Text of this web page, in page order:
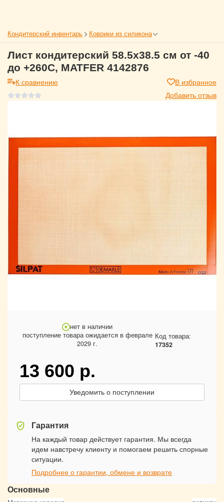
Кондитерский инвентарь Коврики из силикона
Лист кондитерский 58.5x38.5 см от -40
до +260С, MATFER 4142876
К сравнению
В избранное
Добавить отзыв
Основные
нет в наличии
поступление товара ожидается в феврале
2029 г.
Код товара:
17352
13 600 р.
Уведомить о поступлении
Гарантия
На каждый товар действует гарантия. Мы всегда
идем навстречу клиенту и помогаем решить спорные
ситуации.
Подробнее о гарантии, обмене и возврате